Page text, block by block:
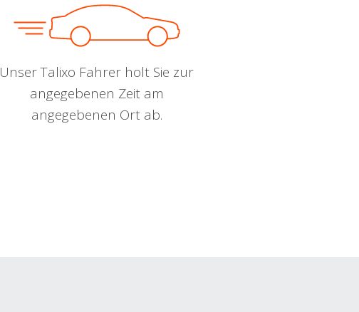
Unser Talixo Fahrer holt Sie zur
angegebenen Zeit am
angegebenen Ort ab.